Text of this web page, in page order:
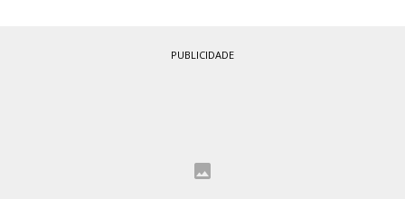
PUBLICIDADE